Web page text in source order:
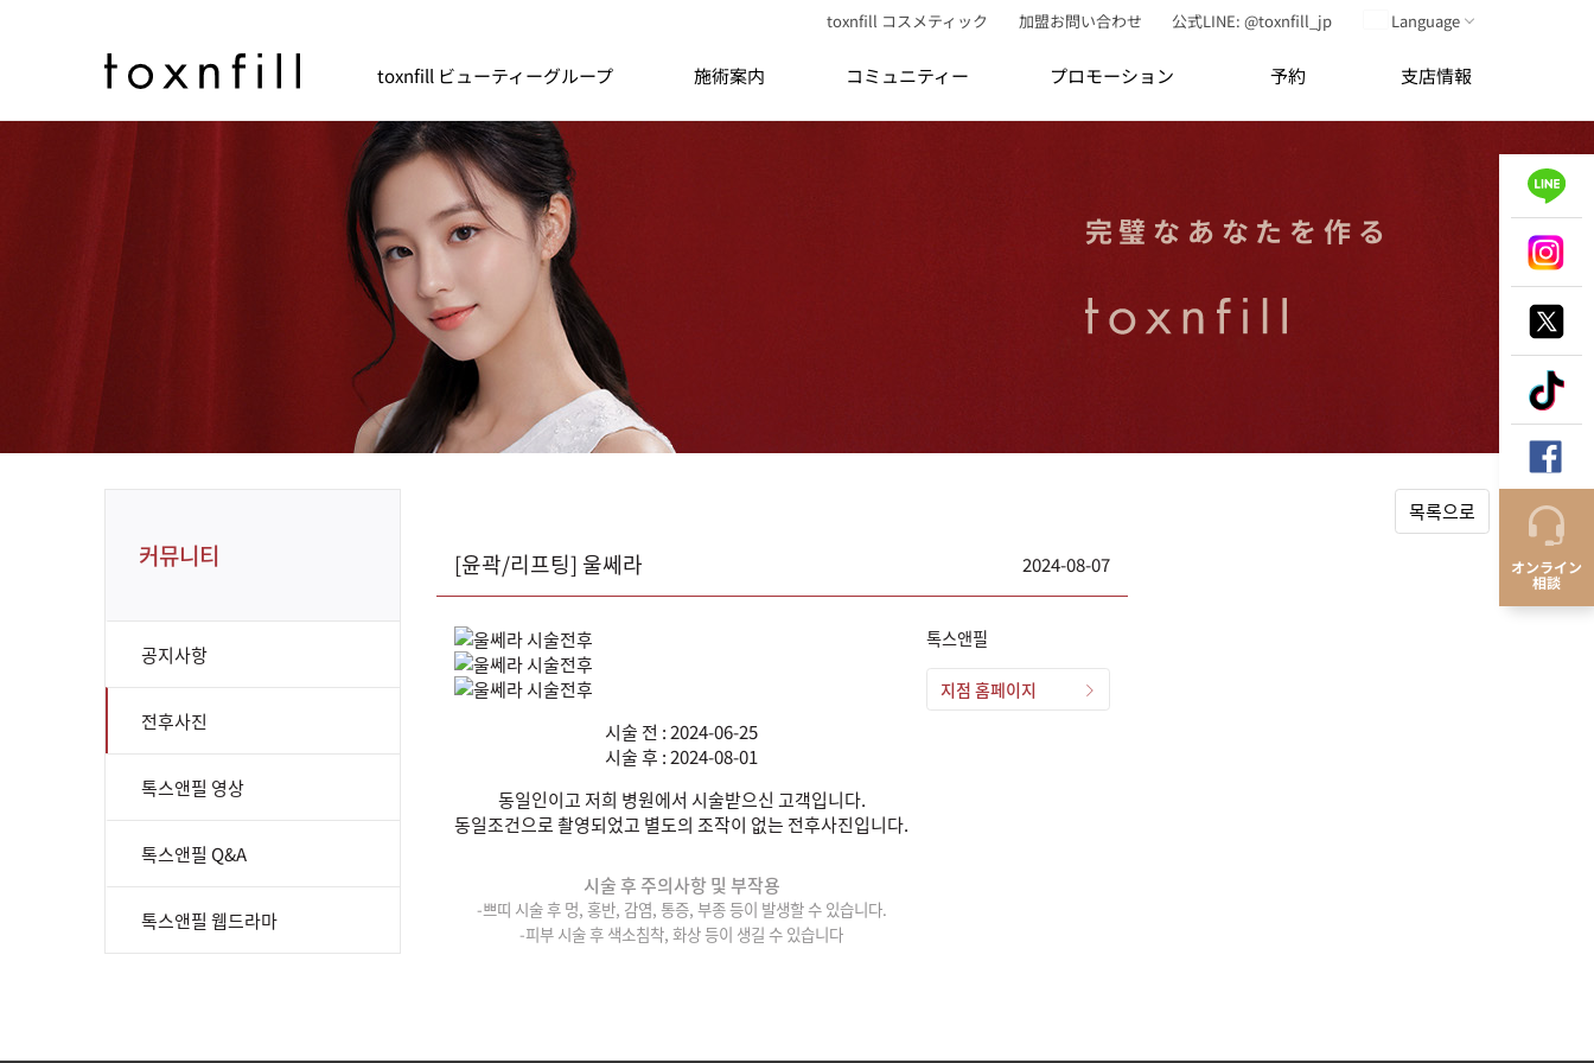
toxnfill コスメティック 加盟お問い合わせ 公式LINE: @toxnfill_jp Language
toxnfill ビューティーグループ 施術案内 コミュニティー プロモーション 予約 支店情報
完璧 な あ な た を 作 る
커뮤니티
공지사항
전후사진
톡스앤필 영상
톡스앤필 Q&A
톡스앤필 웹드라마
목록으로
[윤곽/리프팅] 울쎄라 2024-08-07
시술 전 : 2024-06-25
시술 후 : 2024-08-01
동일인이고 저희 병원에서 시술받으신 고객입니다.
동일조건으로 촬영되었고 별도의 조작이 없는 전후사진입니다.
시술 후 주의사항 및 부작용
-쁘띠 시술 후 멍, 홍반, 감염, 통증, 부종 등이 발생할 수 있습니다.
-피부 시술 후 색소침착, 화상 등이 생길 수 있습니다
톡스앤필
지점 홈페이지
オンライン
相談